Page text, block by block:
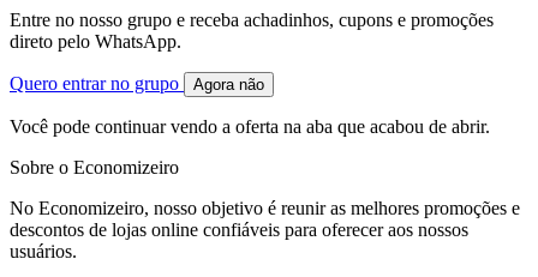
Entre no nosso grupo e receba achadinhos, cupons e promoções
direto pelo WhatsApp.
Quero entrar no grupo Agora não
Você pode continuar vendo a oferta na aba que acabou de abrir.
Sobre o Economizeiro
No Economizeiro, nosso objetivo é reunir as melhores promoções e
descontos de lojas online confiáveis para oferecer aos nossos
usuários.